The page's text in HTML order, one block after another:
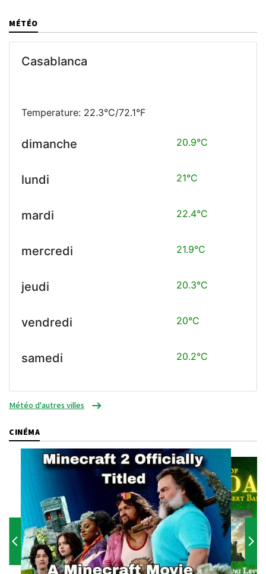
MÉTÉO
Casablanca
Temperature: 22.3°C/72.1°F
dimanche 20.9°C
lundi 21°C
mardi 22.4°C
mercredi 21.9°C
jeudi 20.3°C
vendredi 20°C
samedi 20.2°C
Météo d'autres villes
CINÉMA